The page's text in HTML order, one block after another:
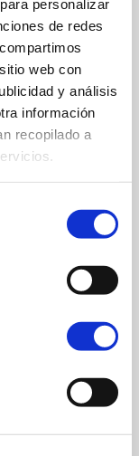
personalizar
de redes
web con
y análisis
información
recopilado a
coherencia
veces
en los
logrando
tono poético.
de
en
Todas
se ha llevado